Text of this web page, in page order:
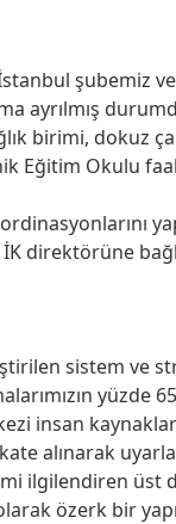
şubemiz
ayrılmış
birimi, dokuz
Eğitim Okulu
direktörüne
sistem ve
yüzde
insan
alınarak
ilgilendiren üst
özerk bir